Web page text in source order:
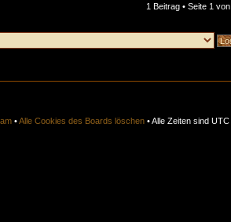
1 Beitrag • Seite 1 von
•Alle Cookies des Boards löschen • Alle Zeiten sind UTC